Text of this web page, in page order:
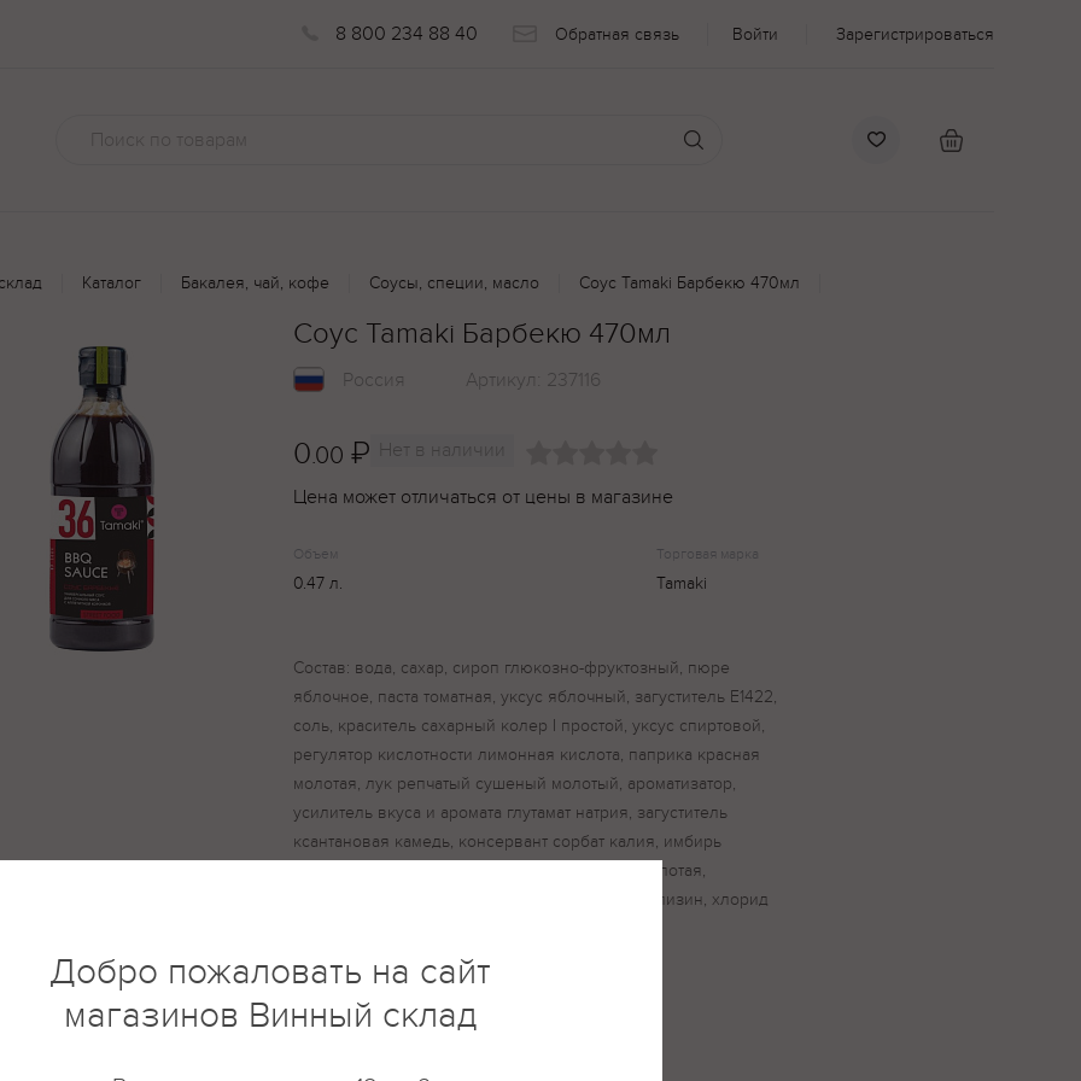
8 800 234 88 40 Обратная связь Войти Зарегистрироваться
Каталог Бакалея, чай, кофе Соусы, специи, масло Соус Tamaki Барбекю 470мл
Соус Tamaki Барбекю 470мл
Россия Артикул: 237116
0.00 ₽ Нет в наличии
Цена может отличаться от цены в магазине
Объем
0.47 л.
Торговая марка
Tamaki
Состав: вода, сахар, сироп глюкозно-фруктозный, пюре
яблочное, паста томатная, уксус яблочный, загуститель Е1422,
соль, краситель сахарный колер I простой, уксус спиртовой,
регулятор кислотности лимонная кислота, паприка красная
молотая, лук репчатый сушеный молотый, ароматизатор,
усилитель вкуса и аромата глутамат натрия, загуститель
ксантановая камедь, консервант сорбат калия, имбирь
молотый, перец черный молотый, гвоздика молотая,
комплексная пищевая добавка (эпсилон-полилизин, хлорид
Добро пожаловать на сайт
магазинов Винный склад